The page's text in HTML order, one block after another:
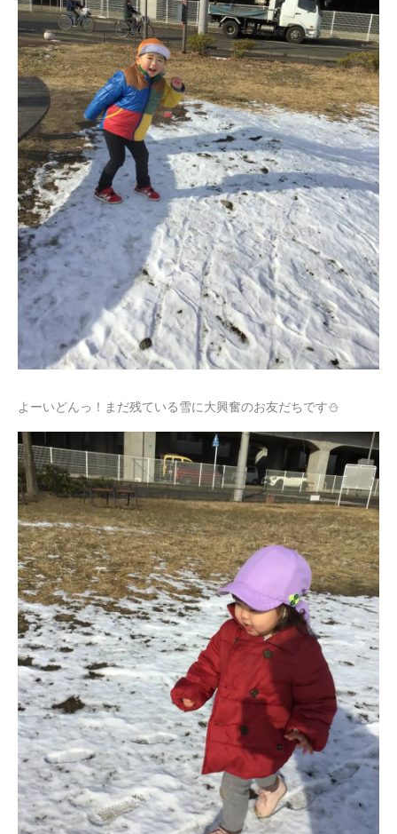
よーいどんっ！まだ残ている雪に大興奮のお友だちです⛄